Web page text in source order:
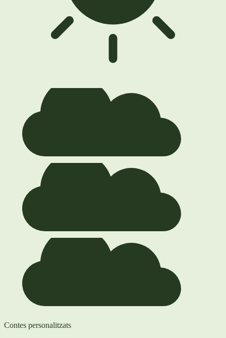
Contes personalitzats